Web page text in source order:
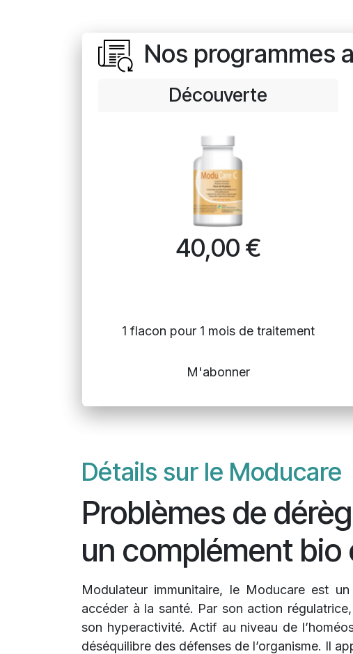
Nos programmes
Découverte
40,00 €
1 flacon pour 1 mois de traitement
M'abonner
Détails sur le Moducare
Problèmes de
un complément
Modulateur immunitaire, le Moducare est
accéder à la santé. Par son action
son hyperactivité. Actif au niveau de
déséquilibre des défenses de l’organisme. Il